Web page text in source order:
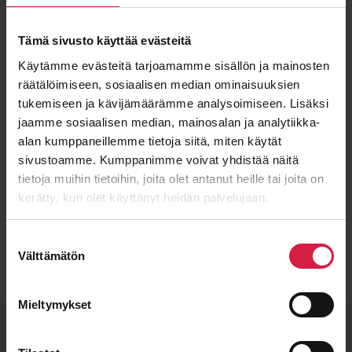
Tämä sivusto käyttää evästeitä
Käytämme evästeitä tarjoamamme sisällön ja mainosten
räätälöimiseen, sosiaalisen median ominaisuuksien
tukemiseen ja kävijämäärämme analysoimiseen. Lisäksi
jaamme sosiaalisen median, mainosalan ja analytiikka-
alan kumppaneillemme tietoja siitä, miten käytät
sivustoamme. Kumppanimme voivat yhdistää näitä
tietoja muihin tietoihin, joita olet antanut heille tai joita on
kerätty, kun olet käyttänyt heidän palvelujaan.
valinta
Välttämätön
Mieltymykset
Lähetä viesti